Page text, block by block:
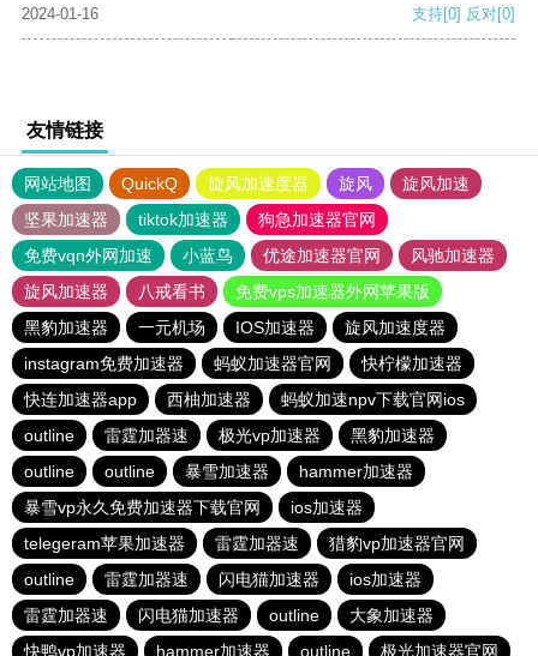
2024-01-16
支持[0] 反对[0]
友情链接
网站地图 QuickQ 旋风加速度器 旋风
旋风加速
坚果加速器
tiktok加速器
狗急加速器官网
免费vqn外网加速
小蓝鸟 优途加速器官网
风驰加速器
旋风加速器
八戒看书
免费vps加速器外网苹果版
黑豹加速器
一元机场 IOS加速器
旋风加速度器
instagram免费加速器
蚂蚁加速器官网
快柠檬加速器
快连加速器app
西柚加速器
蚂蚁加速npv下载官网ios
outline
雷霆加器速 极光vp加速器
黑豹加速器
outline
outline 暴雪加速器
hammer加速器
暴雪vp永久免费加速器下载官网
ios加速器
telegeram苹果加速器
雷霆加器速
猎豹vp加速器官网
outline
雷霆加器速 闪电猫加速器
ios加速器
雷霆加器速
闪电猫加速器 outline
大象加速器
快鸭vp加速器
hammer加速器 outline 极光加速器官网